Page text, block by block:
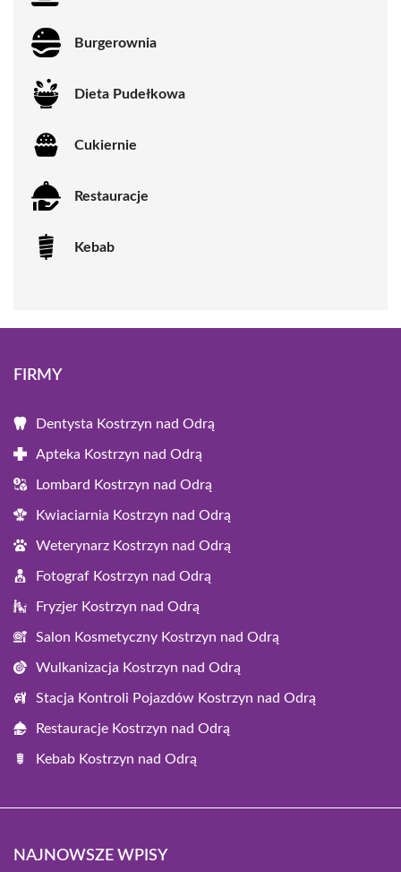
Burgerownia
Dieta Pudełkowa
Cukiernie
Restauracje
Kebab
FIRMY
Dentysta Kostrzyn nad Odrą
Apteka Kostrzyn nad Odrą
Lombard Kostrzyn nad Odrą
Kwiaciarnia Kostrzyn nad Odrą
Weterynarz Kostrzyn nad Odrą
Fotograf Kostrzyn nad Odrą
Fryzjer Kostrzyn nad Odrą
Salon Kosmetyczny Kostrzyn nad Odrą
Wulkanizacja Kostrzyn nad Odrą
Stacja Kontroli Pojazdów Kostrzyn nad Odrą
Restauracje Kostrzyn nad Odrą
Kebab Kostrzyn nad Odrą
NAJNOWSZE WPISY